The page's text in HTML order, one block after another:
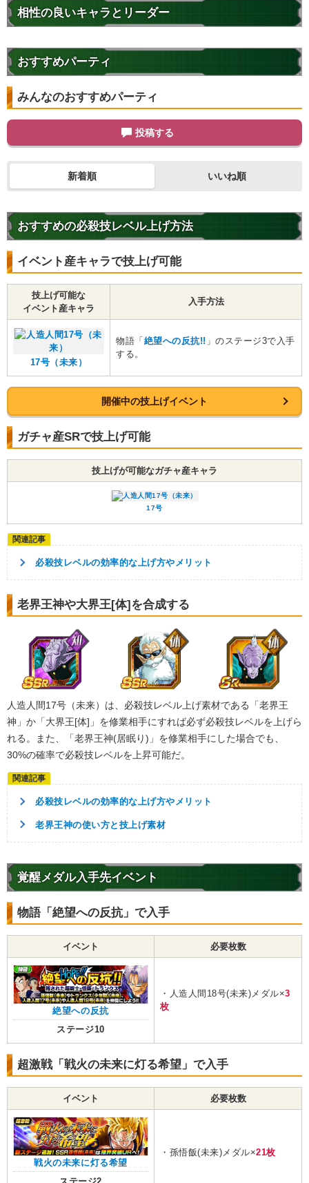
相性の良いキャラとリーダー
おすすめパーティ
みんなのおすすめパーティ
投稿する
新着順 いいね順
おすすめの必殺技レベル上げ方法
イベント産キャラで技上げ可能
技上げ可能な
イベント産キャラ
入手方法
17号（未来）
物語「 絶望への反抗!! 」のステージ3で入手
する。
開催中の技上げイベント
ガチャ産SRで技上げ可能
技上げが可能なガチャ産キャラ
17号
必殺技レベルの効率的な上げ方やメリット
老界王神や大界王[体]を合成する
人造人間17号（未来）は、必殺技レベル上げ素材である「老界王
神」か「大界王[体]」を修業相手にすれば必ず必殺技レベルを上げら
れる。また、「老界王神(居眠り)」を修業相手にした場合でも、
30%の確率で必殺技レベルを上昇可能だ。
必殺技レベルの効率的な上げ方やメリット
老界王神の使い方と技上げ素材
覚醒メダル入手先イベント
物語「絶望への反抗」で入手
イベント 必要枚数
絶望への反抗
ステージ10
・人造人間18号(未来)メダル×3
枚
超激戦「戦火の未来に灯る希望」で入手
イベント 必要枚数
戦火の未来に灯る希望
・孫悟飯(未来)メダル×21枚